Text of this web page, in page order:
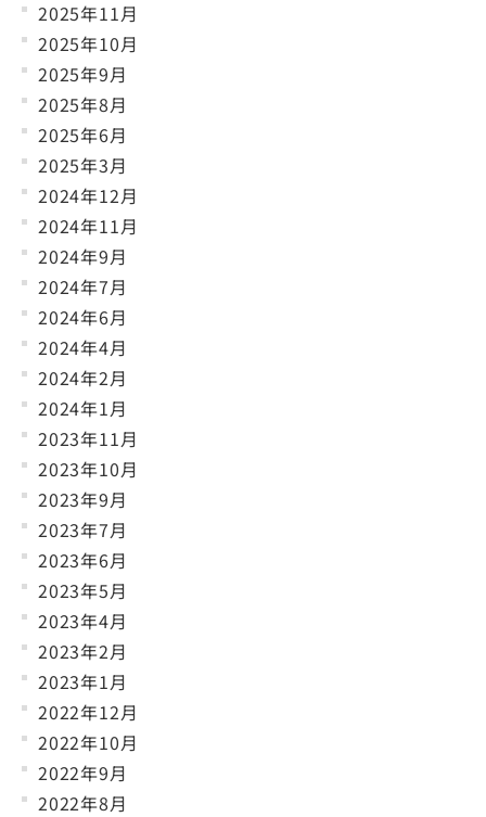
2025年11月
2025年10月
2025年9月
2025年8月
2025年6月
2025年3月
2024年12月
2024年11月
2024年9月
2024年7月
2024年6月
2024年4月
2024年2月
2024年1月
2023年11月
2023年10月
2023年9月
2023年7月
2023年6月
2023年5月
2023年4月
2023年2月
2023年1月
2022年12月
2022年10月
2022年9月
2022年8月